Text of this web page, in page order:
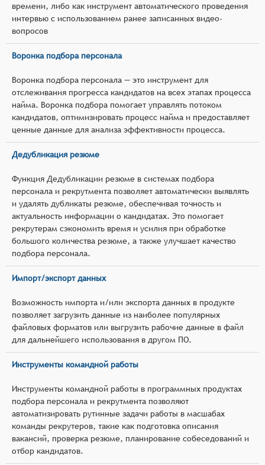
времени, либо как инструмент автоматического проведения
интервью с использованием ранее записанных видео-
вопросов
Воронка подбора персонала
Воронка подбора персонала — это инструмент для
отслеживания прогресса кандидатов на всех этапах процесса
найма. Воронка подбора помогает управлять потоком
кандидатов, оптимизировать процесс найма и предоставляет
ценные данные для анализа эффективности процесса.
Дедубликация резюме
Функция Дедубликации резюме в системах подбора
персонала и рекрутмента позволяет автоматически выявлять
и удалять дубликаты резюме, обеспечивая точность и
актуальность информации о кандидатах. Это помогает
рекрутерам сэкономить время и усилия при обработке
большого количества резюме, а также улучшает качество
подбора персонала.
Импорт/экспорт данных
Возможность импорта и/или экспорта данных в продукте
позволяет загрузить данные из наиболее популярных
файловых форматов или выгрузить рабочие данные в файл
для дальнейшего использования в другом ПО.
Инструменты командной работы
Инструменты командной работы в программных продуктах
подбора персонала и рекрутмента позволяют
автоматизировать рутинные задачи работы в масшабах
команды рекрутеров, такие как подготовка описания
вакансий, проверка резюме, планирование собеседований и
отбор кандидатов.